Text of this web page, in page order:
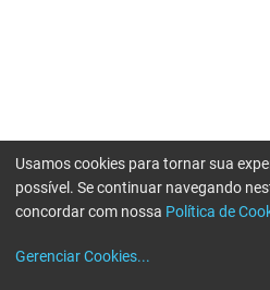
Usamos cookies para tornar sua
possível. Se continuar navegando
concordar com nossa Política de
Gerenciar Cookies...
Erro ao enviar informações, por